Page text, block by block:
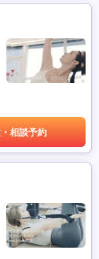
相談予約